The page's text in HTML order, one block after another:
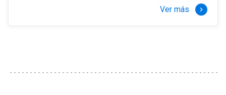
Ver más keyboard_arrow_right